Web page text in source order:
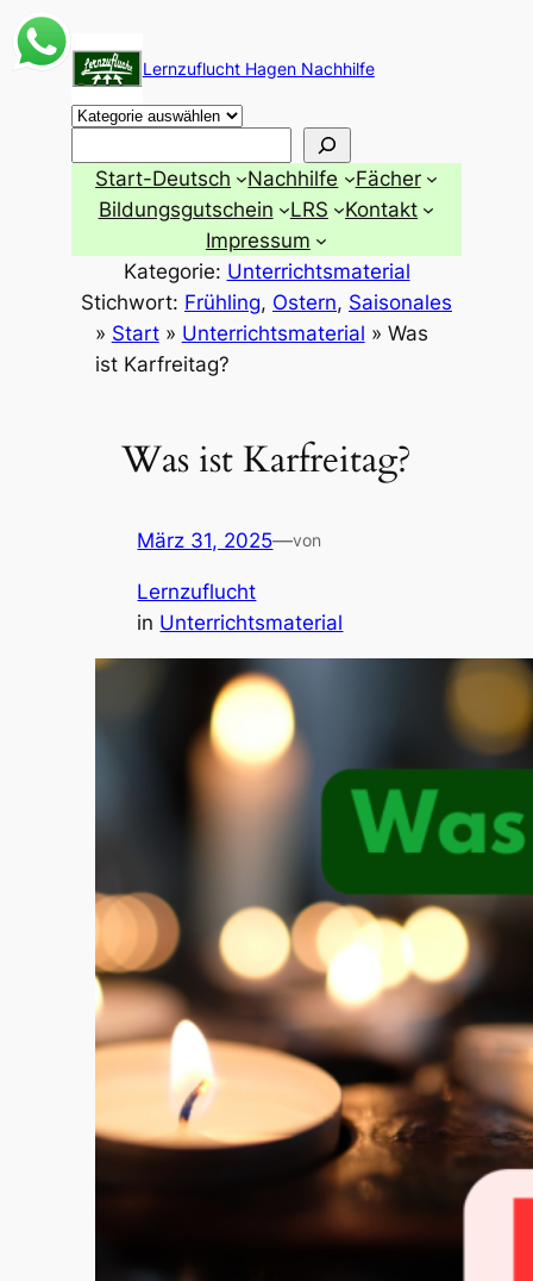
Zum
Inhalt
springen
Lernzuflucht Hagen Nachhilfe
Start-Deutsch Nachhilfe
Fächer
Bildungsgutschein
LRS
Kontakt
Impressum
Kategorie: Unterrichtsmaterial
Stichwort: Frühling, Ostern, Saisonales
» Start» Unterrichtsmaterial » Was
ist Karfreitag?
Was ist Karfreitag?
März 31, 2025—von
Lernzuflucht
in Unterrichtsmaterial